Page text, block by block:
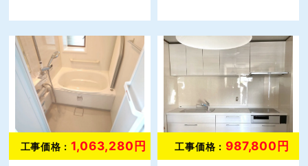
工事価格 : 1,063,280円 工事価格 : 987,800円